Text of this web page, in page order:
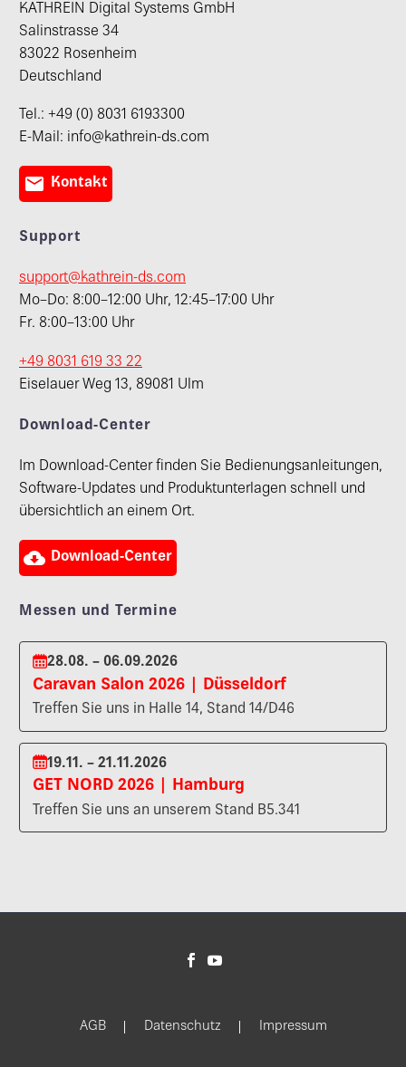
KATHREIN Digital Systems GmbH
Salinstrasse 34
83022 Rosenheim
Deutschland
Tel.: +49 (0) 8031 6193300
E-Mail: info@kathrein-ds.com
 Kontakt
Support
support@kathrein-ds.com
Mo–Do: 8:00–12:00 Uhr, 12:45–17:00 Uhr
Fr. 8:00–13:00 Uhr
+49 8031 619 33 22
Eiselauer Weg 13, 89081 Ulm
Download-Center
Im Download-Center finden Sie Bedienungsanleitungen,
Software-Updates und Produktunterlagen schnell und
übersichtlich an einem Ort.
 Download-Center
Messen und Termine
28.08. – 06.09.2026
Caravan Salon 2026 | Düsseldorf
Treffen Sie uns in Halle 14, Stand 14/D46
19.11. – 21.11.2026
GET NORD 2026 | Hamburg
Treffen Sie uns an unserem Stand B5.341
AGB Datenschutz Impressum